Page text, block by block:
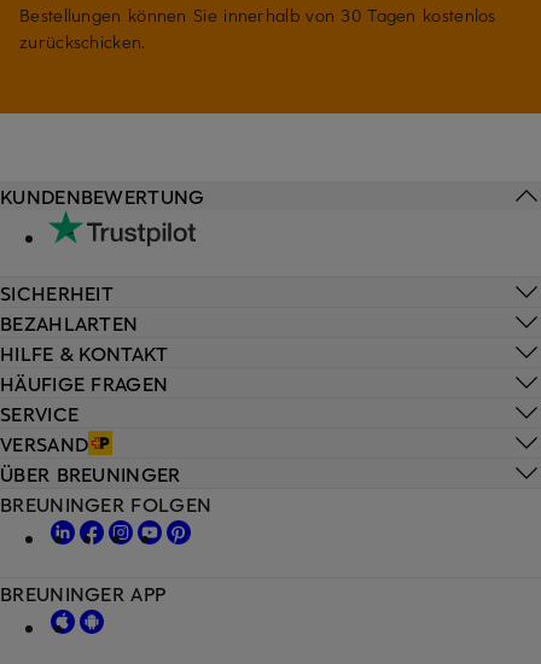
Bestellungen können Sie innerhalb von 30 Tagen kostenlos
zurückschicken.
HILFE & KONTAKT
HÄUFIGE FRAGEN
SERVICE
VERSAND
KUNDENBEWERTUNG
SICHERHEIT
BEZAHLARTEN
ÜBER BREUNINGER
BREUNINGER FOLGEN
BREUNINGER APP